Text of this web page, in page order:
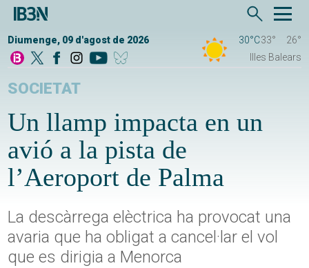
Diumenge, 09 d'agost de 2026 30°C33°
26°
Illes Balears
SOCIETAT
Un llamp impacta en un
avió a la pista de
l’Aeroport de Palma
La descàrrega elèctrica ha provocat una
avaria que ha obligat a cancel·lar el vol
que es dirigia a Menorca